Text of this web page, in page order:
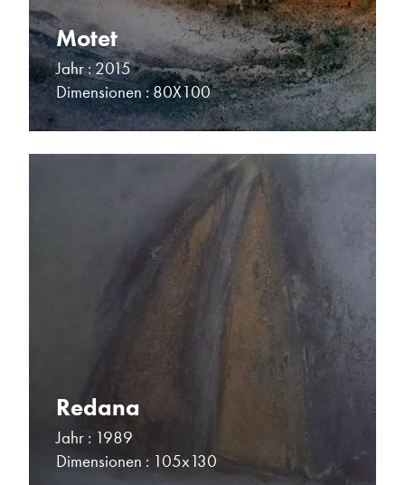
Motet
Jahr : 2015
Dimensionen : 80X100
Redana
Jahr : 1989
Dimensionen : 105x130